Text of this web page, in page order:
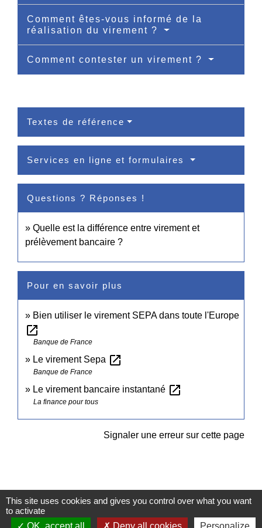
Comment êtes-vous informé de la
réalisation du virement ?
Comment contester un virement ?
Textes de référence
Services en ligne et formulaires
Questions ? Réponses !
Quelle est la différence entre virement et
prélèvement bancaire ?
Pour en savoir plus
Bien utiliser le virement SEPA dans toute l'Europe
open_in_new
Banque de France
Le virement Sepa open_in_new
Banque de France
Le virement bancaire instantané open_in_new
La finance pour tous
Signaler une erreur sur cette page
This site uses cookies and gives you control over what you want
to activate
OK, accept all
Deny all cookies Personalize